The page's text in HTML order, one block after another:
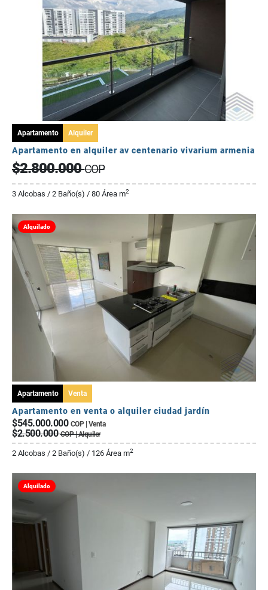
Apartamento Alquiler
Apartamento en alquiler av centenario vivarium armenia
$2.800.000COP
3 Alcobas / 2 Baño(s) / 80 Área m2
Alquilado
Apartamento Venta
Apartamento en venta o alquiler ciudad jardín
$545.000.000 COP | Venta
$2.500.000COP | Alquiler
2 Alcobas / 2 Baño(s) / 126 Área m2
Alquilado